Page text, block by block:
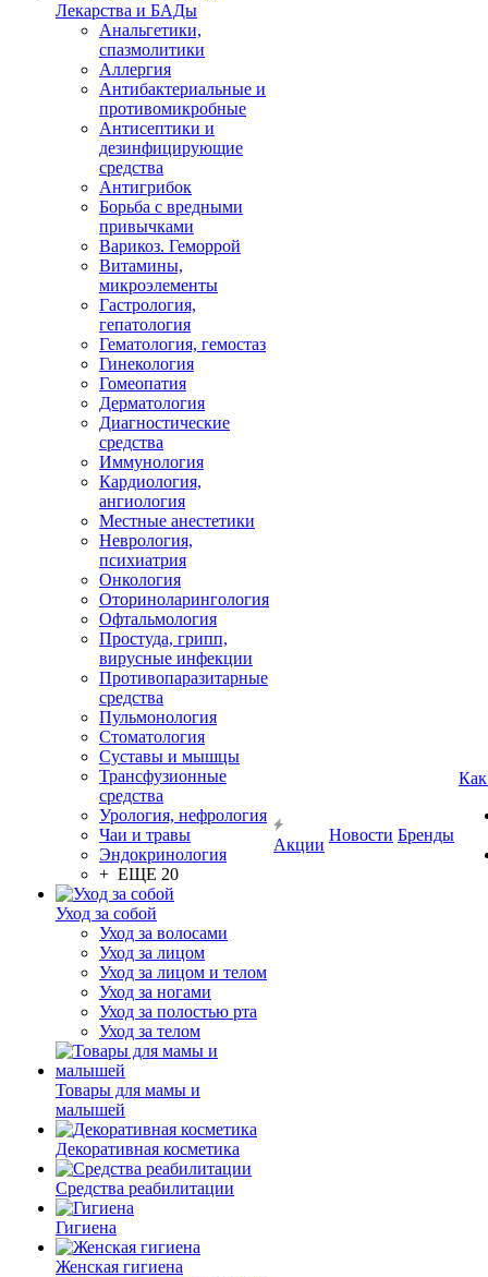
Лекарства и БАДы
Анальгетики,
спазмолитики
Аллергия
Антибактериальные и
противомикробные
Антисептики и
дезинфицирующие
средства
Антигрибок
Борьба с вредными
привычками
Варикоз. Геморрой
Витамины,
микроэлементы
Гастрология,
гепатология
Гематология, гемостаз
Гинекология
Гомеопатия
Дерматология
Диагностические
средства
Иммунология
Кардиология,
ангиология
Местные анестетики
Неврология,
психиатрия
Онкология
Оториноларингология
Офтальмология
Простуда, грипп,
вирусные инфекции
Противопаразитарные
средства
Пульмонология
Стоматология
Суставы и мышцы
Трансфузионные
средства
Урология, нефрология
Чаи и травы
Эндокринология
+ ЕЩЕ 20
Уход за собой
Уход за волосами
Уход за лицом
Уход за лицом и телом
Уход за ногами
Уход за полостью рта
Уход за телом
Товары для мамы и
малышей
Декоративная косметика
Средства реабилитации
Гигиена
Женская гигиена
Акции
Новости Бренды